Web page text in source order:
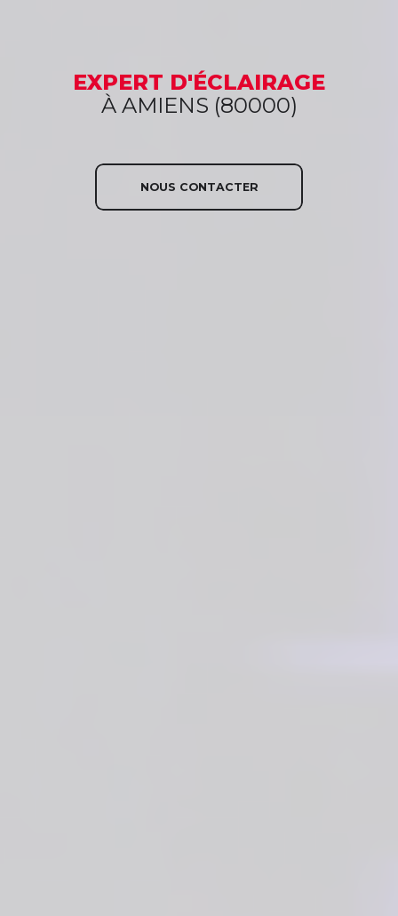
EXPERT D'ÉCLAIRAGE
À AMIENS (80000)
NOUS CONTACTER